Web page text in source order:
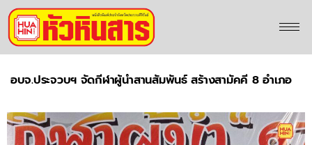
อบจ.ประจวบฯ จัดกีฬาผู้นำสานสัมพันธ์ สร้างสามัคคี 8 อำเภอ